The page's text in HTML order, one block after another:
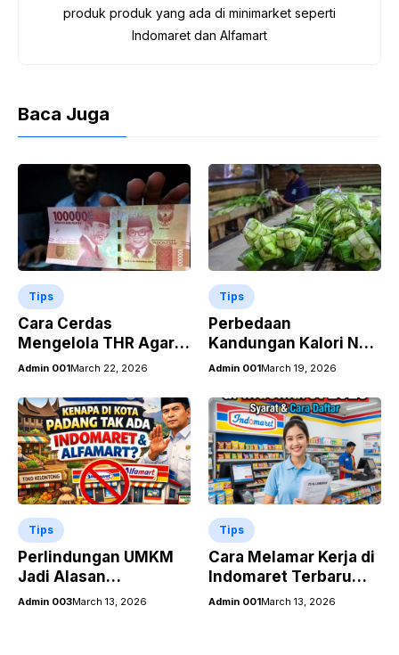
produk produk yang ada di minimarket seperti
Indomaret dan Alfamart
Baca Juga
Tips
Cara Cerdas
Mengelola THR Agar
Keuangan Tetap Aman
Admin 001March 22, 2026
Tips
Perbedaan
Kandungan Kalori Nasi
dan Ketupat yang
Admin 001March 19, 2026
Tips
Perlindungan UMKM
Jadi Alasan
Minimarket Nasional
Admin 003March 13, 2026
Tips
Cara Melamar Kerja di
Indomaret Terbaru
2026, Syarat, Gaji, dan
Admin 001March 13, 2026